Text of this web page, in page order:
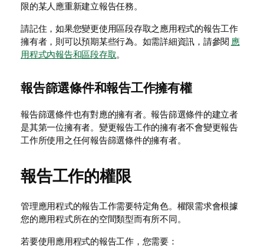
限的某人應重新建立報告任務。
請記住，如果您變更使用區段存取之應用程式的報告工作
擁有者，則可以預期某些行為。如需詳細資訊，請參閱 應
用程式內報告和區段存取。
報告篩選條件和報告工作擁有權
報告篩選條件也有對應的擁有者。報告篩選條件的建立者
是其第一位擁有者。變更報告工作的擁有者不會變更報告
工作所使用之任何報告篩選條件的擁有者。
報告工作的權限
管理應用程式的報告工作需要特定角色。權限需求會根據
您的應用程式所在的空間類型而有所不同。
若要使用應用程式的報告工作，您需要：